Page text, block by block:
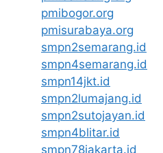
pmibogor.org
pmisurabaya.org
smpn2semarang.id
smpn4semarang.id
smpn14jkt.id
smpn2lumajang.id
smpn2sutojayan.id
smpn4blitar.id
smpn78jakarta.id